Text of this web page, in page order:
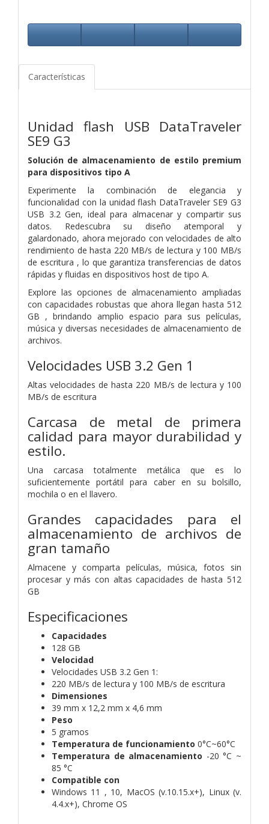
Características
Unidad flash USB DataTraveler
SE9 G3
Solución de almacenamiento de estilo premium
para dispositivos tipo A
Experimente la combinación de elegancia y
funcionalidad con la unidad flash DataTraveler SE9 G3
USB 3.2 Gen, ideal para almacenar y compartir sus
datos. Redescubra su diseño atemporal y
galardonado, ahora mejorado con velocidades de alto
rendimiento de hasta 220 MB/s de lectura y 100 MB/s
de escritura , lo que garantiza transferencias de datos
rápidas y fluidas en dispositivos host de tipo A.
Explore las opciones de almacenamiento ampliadas
con capacidades robustas que ahora llegan hasta 512
GB , brindando amplio espacio para sus películas,
música y diversas necesidades de almacenamiento de
archivos.
Velocidades USB 3.2 Gen 1
Altas velocidades de hasta 220 MB/s de lectura y 100
MB/s de escritura
Carcasa de metal de primera
calidad para mayor durabilidad y
estilo.
Una carcasa totalmente metálica que es lo
suficientemente portátil para caber en su bolsillo,
mochila o en el llavero.
Grandes capacidades para el
almacenamiento de archivos de
gran tamaño
Almacene y comparta películas, música, fotos sin
procesar y más con altas capacidades de hasta 512
GB
Especificaciones
Capacidades
128 GB
Velocidad
Velocidades USB 3.2 Gen 1:
220 MB/s de lectura y 100 MB/s de escritura
Dimensiones
39 mm x 12,2 mm x 4,6 mm
Peso
5 gramos
Temperatura de funcionamiento 0°C~60°C
Temperatura de almacenamiento -20 °C ~
85 °C
Compatible con
Windows 11 , 10, MacOS (v.10.15.x+), Linux (v.
4.4.x+), Chrome OS